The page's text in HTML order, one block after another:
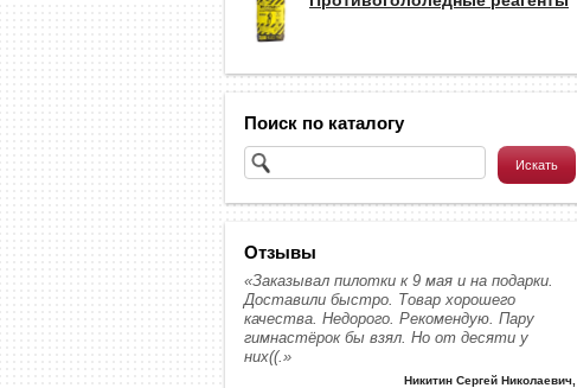
Поиск по каталогу
Отзывы
«Заказывал пилотки к 9 мая и на подарки.
Доставили быстро. Товар хорошего
качества. Недорого. Рекомендую. Пару
гимнастёрок бы взял. Но от десяти у
них((.»
Никитин Сергей Николаевич